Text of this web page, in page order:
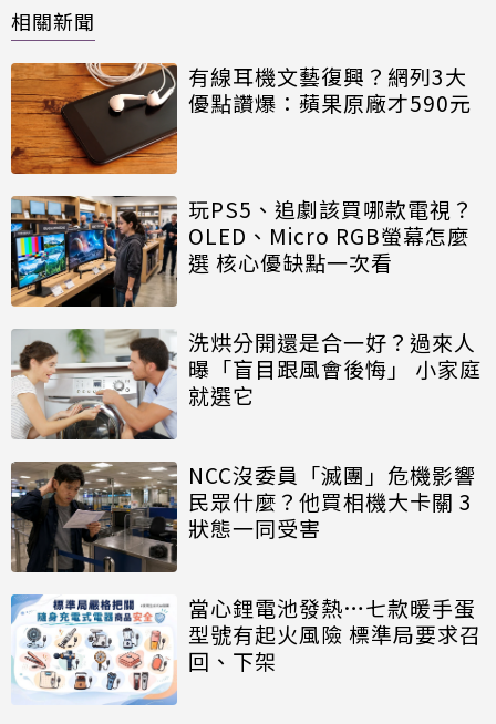
相關新聞
有線耳機文藝復興？網列3大
優點讚爆：蘋果原廠才590元
玩PS5、追劇該買哪款電視？
OLED、Micro RGB螢幕怎麼
選 核心優缺點一次看
洗烘分開還是合一好？過來人
曝「盲目跟風會後悔」 小家庭
就選它
NCC沒委員「滅團」危機影響
民眾什麼？他買相機大卡關 3
狀態一同受害
當心鋰電池發熱…七款暖手蛋
型號有起火風險 標準局要求召
回、下架